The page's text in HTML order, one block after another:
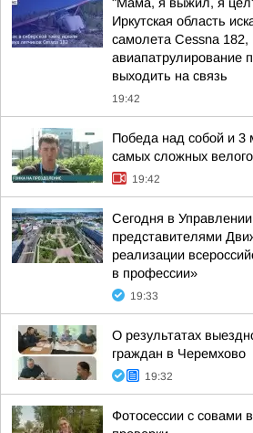
Иркутская область
самолета Cessna 182,
авиапатрулирование
выходить на связь
19:42
Победа над собой и 3
самых сложных
19:42
Сегодня в
представителями
реализации
в профессии»
19:33
О результатах
граждан в Черемхово
19:32
Фотосессии с совами